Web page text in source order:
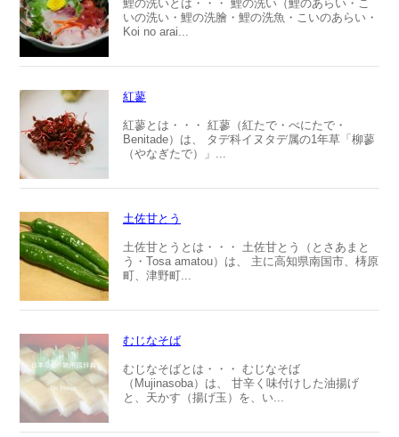
鯉の洗いとは・・・ 鯉の洗い（鯉のあらい・こ
いの洗い・鯉の洗膾・鯉の洗魚・こいのあらい・
Koi no arai...
紅蓼
紅蓼とは・・・ 紅蓼（紅たで・べにたで・
Benitade）は、 タデ科イヌタデ属の1年草「柳蓼
（やなぎたで）」...
土佐甘とう
土佐甘とうとは・・・ 土佐甘とう（とさあまと
う・Tosa amatou）は、 主に高知県南国市、梼原
町、津野町...
むじなそば
むじなそばとは・・・ むじなそば
（Mujinasoba）は、 甘辛く味付けした油揚げ
と、天かす（揚げ玉）を、い...